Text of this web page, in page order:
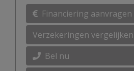
Financiering aanvragen
Verzekeringen vergelijken
Bel nu